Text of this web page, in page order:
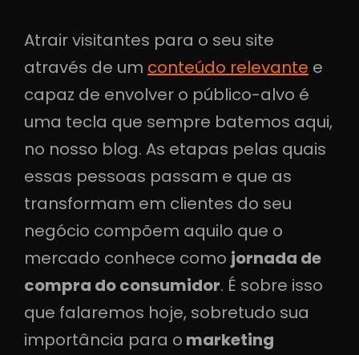
Atrair visitantes para o seu site
através de um conteúdo relevante e
capaz de envolver o público-alvo é
uma tecla que sempre batemos aqui,
no nosso blog. As etapas pelas quais
essas pessoas passam e que as
transformam em clientes do seu
negócio compõem aquilo que o
mercado conhece como jornada de
compra do consumidor. É sobre isso
que falaremos hoje, sobretudo sua
importância para o marketing